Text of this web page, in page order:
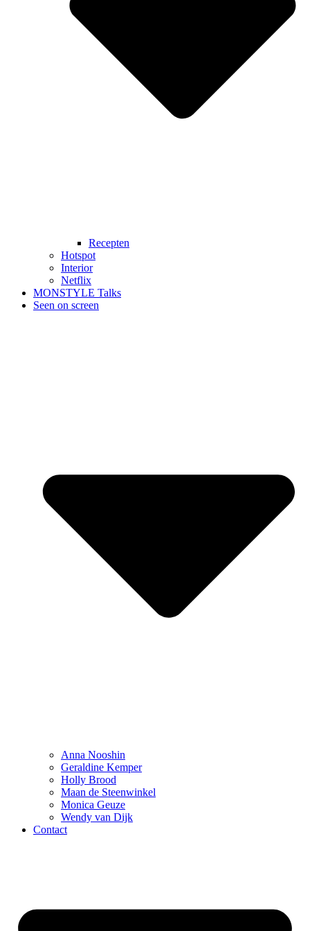
Recepten
Hotspot
Interior
Netflix
MONSTYLE Talks
Seen on screen
Anna Nooshin
Geraldine Kemper
Holly Brood
Maan de Steenwinkel
Monica Geuze
Wendy van Dijk
Contact